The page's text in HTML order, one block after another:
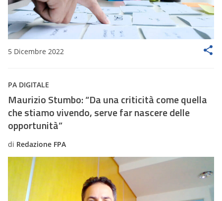
5 Dicembre 2022
PA DIGITALE
Maurizio Stumbo: “Da una criticità come quella
che stiamo vivendo, serve far nascere delle
opportunità”
di Redazione FPA